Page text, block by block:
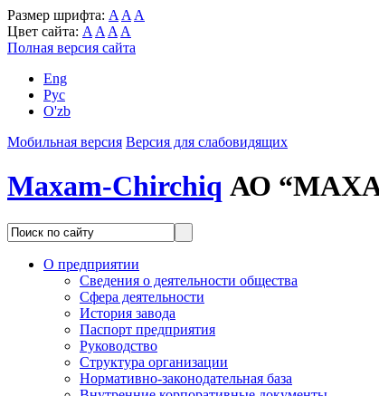
Размер шрифта: A A A
Цвет сайта: A A A A
Полная версия сайта
Eng
Рус
O'zb
Мобильная версия Версия для слабовидящих
Maxam-Chirchiq АО
О предприятии
Сведения о деятельности общества
Сфера деятельности
История завода
Паспорт предприятия
Руководство
Структура организации
Нормативно-законодательная база